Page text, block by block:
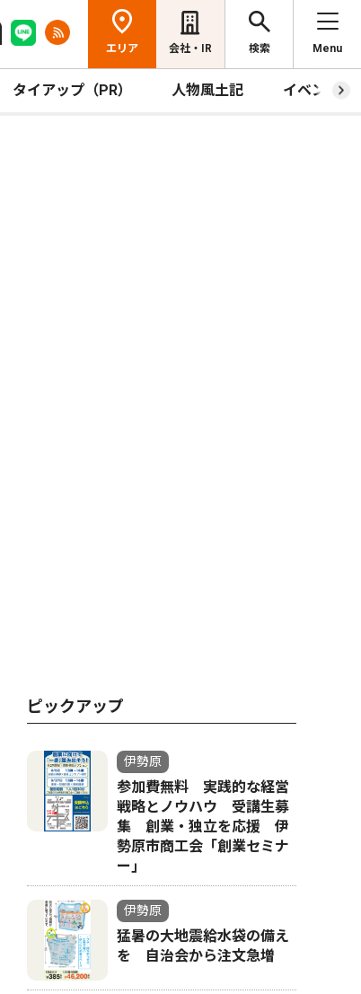
エリア 会社・IR 検索 Menu
タイアップ（PR） 人物風土記 イベント
ピックアップ
伊勢原
参加費無料 実践的な経営
戦略とノウハウ 受講生募
集 創業・独立を応援 伊
勢原市商工会「創業セミナ
ー｣
伊勢原
猛暑の大地震給水袋の備え
を 自治会から注文急増